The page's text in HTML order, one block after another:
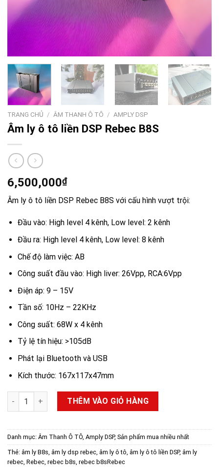
TRANG CHỦ / ÂM THANH Ô TÔ / AMPLY DSP
Âm ly ô tô liền DSP Rebec B8S
6,500,000₫
Âm ly ô tô liền DSP Rebec B8S với cấu hình vượt trội:
Đầu vào: High level 4 kênh, Low level: 2 kênh
Đầu ra: High level 4 kênh, Low level: 8 kênh
Chế độ làm việc: AB
Công suất đầu vào: High liver: 26Vpp, RCA:6Vpp
Điện áp: 9 – 15V
Tần số: 10Hz – 22KHz
Công suất: 68W x 4 kênh
Tỷ lệ tín hiệu: >105dB
Phát lại Bluetooth và USB
Kích thước: 167x117x47mm
Âm ly ô tô liền DSP Rebec B8S số lượng
THÊM VÀO GIỎ HÀNG
Danh mục: Âm Thanh Ô TÔ, Amply DSP, Sản phẩm mua nhiều nhất
Thẻ: âm ly B8s, âm ly dsp rebec, âm ly ô tô, âm ly ô tô liền DSP, âm ly
rebec, Rebec, rebec b8s, rebec b8sRebec